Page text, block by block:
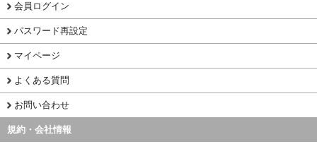
会員ログイン
パスワード再設定
マイページ
よくある質問
お問い合わせ
規約・会社情報